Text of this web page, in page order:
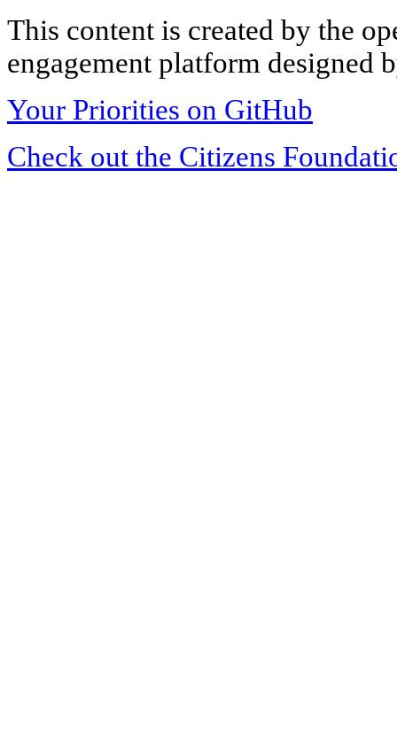
This content is created by the
engagement platform designed
Your Priorities on GitHub
Check out the Citizens